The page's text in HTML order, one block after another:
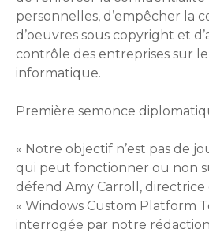
personnelles, d’empêcher la
d’oeuvres sous copyright et
contrôle des entreprises sur
informatique.
Première semonce
« Notre objectif n’est pas de
qui peut fonctionner ou non
défend Amy Carroll,
« Windows Custom Platform
interrogée par notre